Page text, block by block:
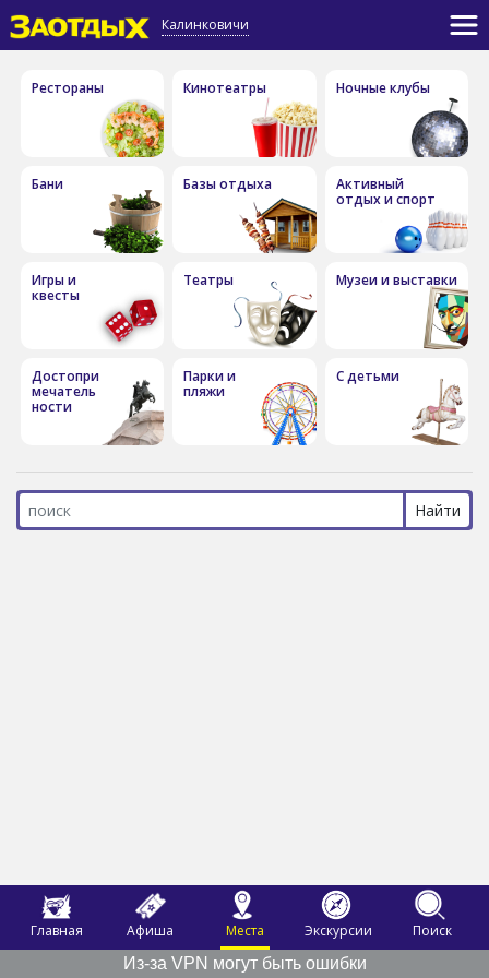
Калинковичи
Главная Афиша Места Экскурсии
Поиск
Из-за VPN могут быть ошибки
Рестораны Кинотеатры Ночные клубы
Бани Базы отдыха
Активный
отдых и спорт
Игры и
квесты
Театры Музеи и выставки
Достопри
мечатель
ности
Парки и
пляжи
С детьми